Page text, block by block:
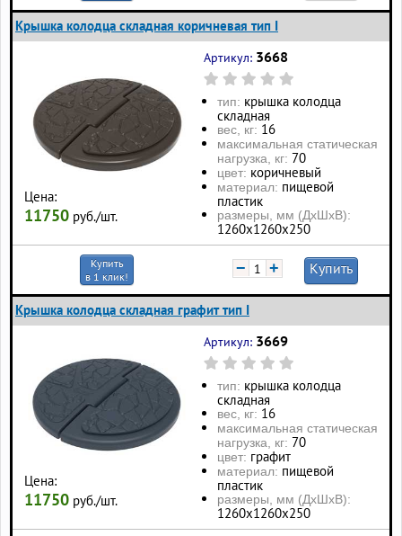
Крышка колодца складная коричневая тип I
Цена:
11750 руб./шт.
Артикул: 3668
тип: крышка колодца
складная
вес, кг: 16
максимальная статическая
нагрузка, кг: 70
цвет: коричневый
материал: пищевой
пластик
размеры, мм (ДхШхВ):
1260х1260х250
Купить
в 1 клик!
− + Купить
Крышка колодца складная графит тип I
Цена:
11750 руб./шт.
Артикул: 3669
тип: крышка колодца
складная
вес, кг: 16
максимальная статическая
нагрузка, кг: 70
цвет: графит
материал: пищевой
пластик
размеры, мм (ДхШхВ):
1260х1260х250